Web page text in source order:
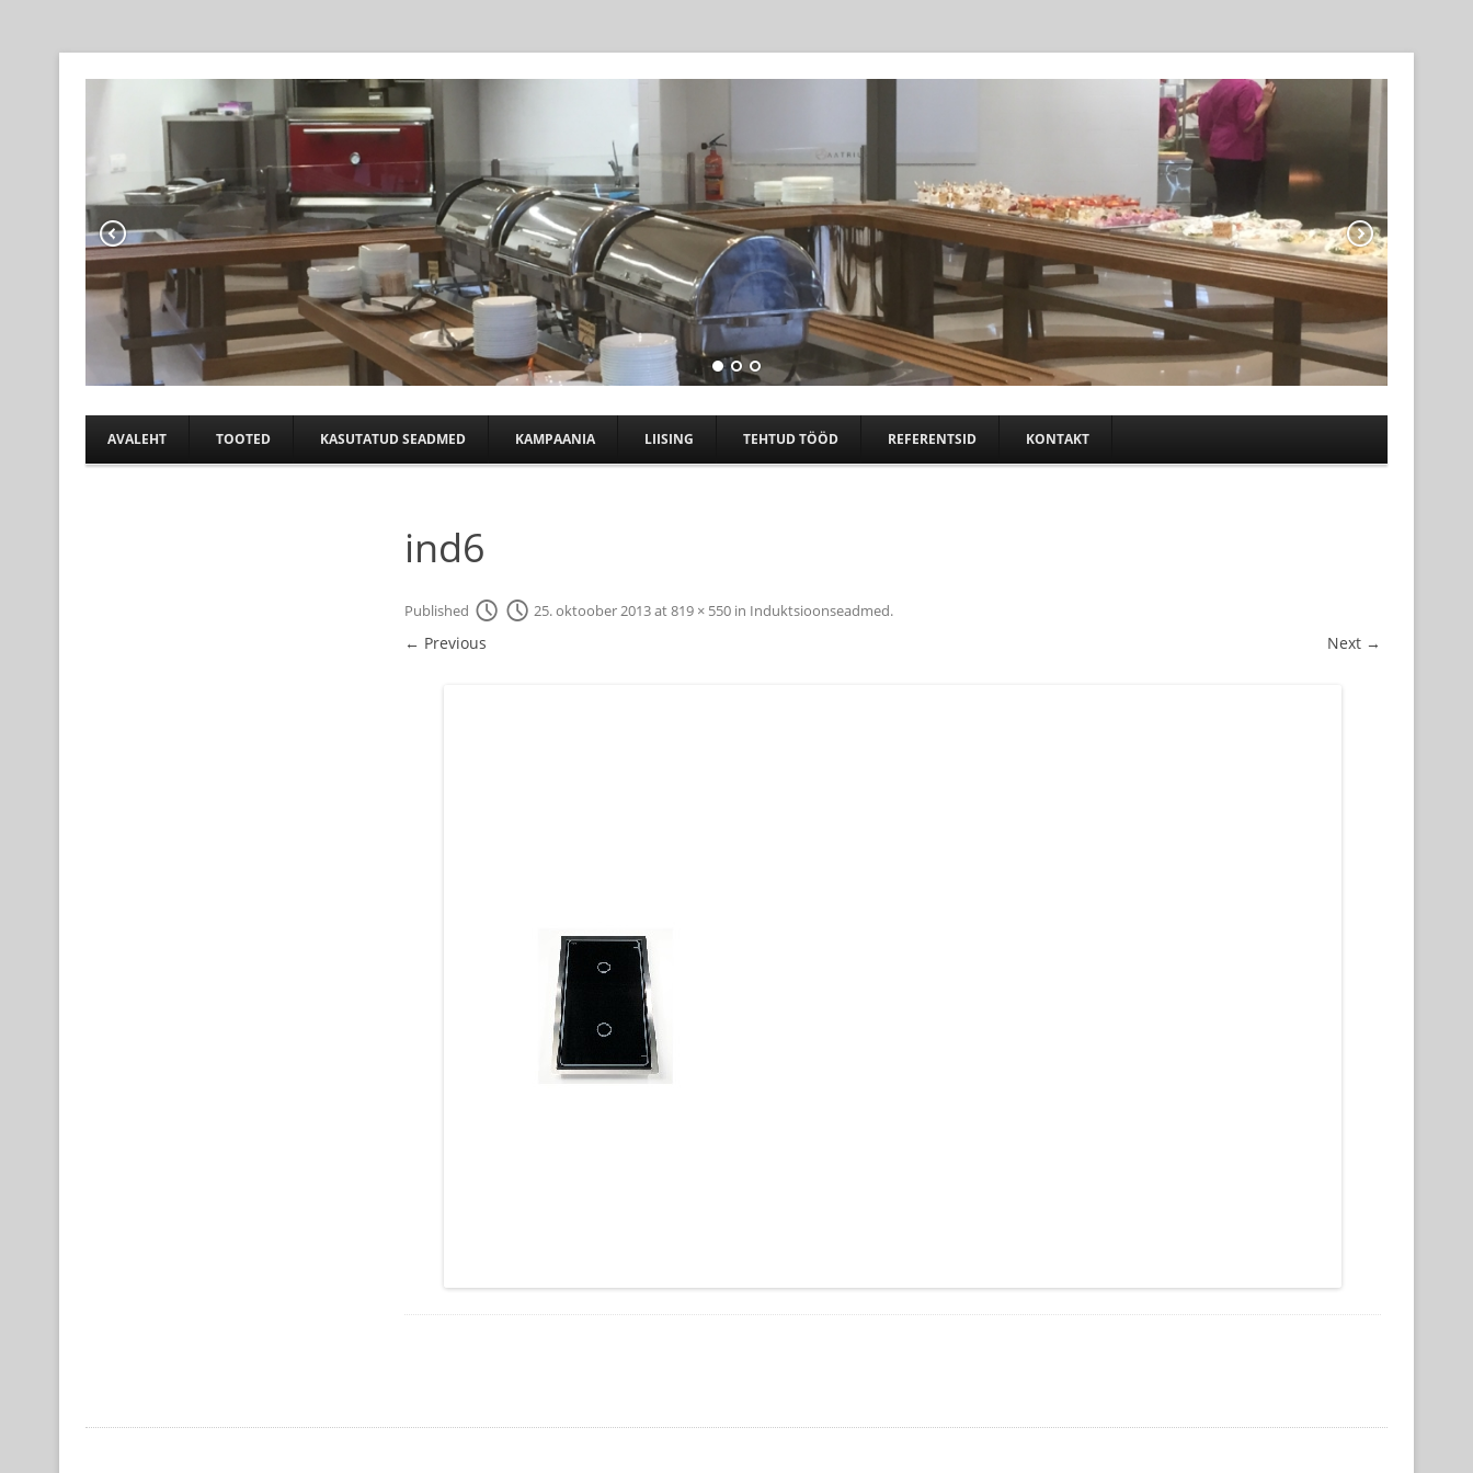
KÖÖGIABI
Skip to content
AVALEHT TOOTED KASUTATUD SEADMED KAMPAANIA LIISING TEHTUD TÖÖD REFERENTSID KONTAKT
ind6
Published 25. oktoober 2013at819 × 550 in Induktsioonseadmed.
← Previous Next →